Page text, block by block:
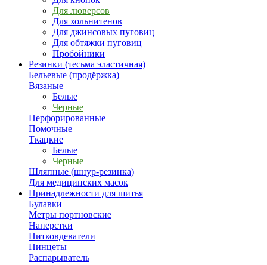
Для люверсов
Для хольнитенов
Для джинсовых пуговиц
Для обтяжки пуговиц
Пробойники
Резинки (тесьма эластичная)
Бельевые (продёржка)
Вязаные
Белые
Черные
Перфорированные
Помочные
Ткацкие
Белые
Черные
Шляпные (шнур-резинка)
Для медицинских масок
Принадлежности для шитья
Булавки
Метры портновские
Наперстки
Нитковдеватели
Пинцеты
Распарыватель